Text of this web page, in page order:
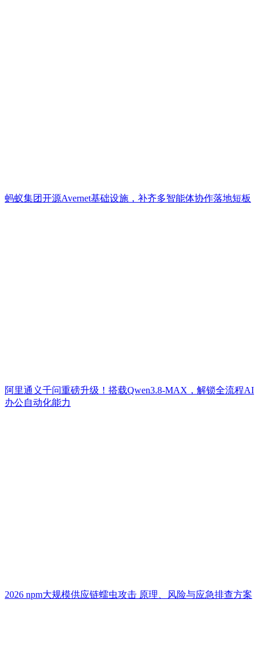
蚂蚁集团开源Avernet基础设施，补齐多智能体协作落地短板
阿里通义千问重磅升级！搭载Qwen3.8-MAX，解锁全流程AI
办公自动化能力
2026 npm大规模供应链蠕虫攻击 原理、风险与应急排查方案